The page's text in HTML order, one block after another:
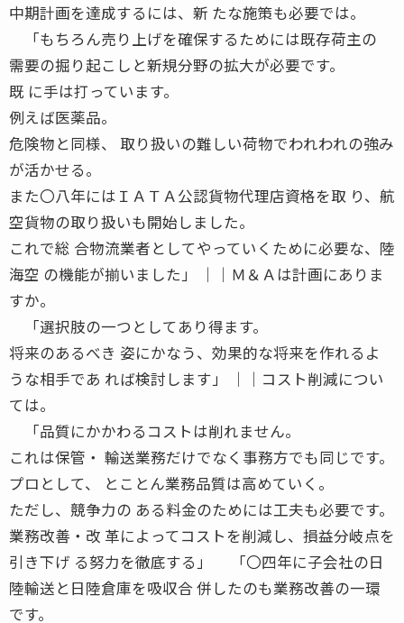
中期計画を達成するには、新 たな施策も必要では。
「もちろん売り上げを確保するためには既存荷主の
需要の掘り起こしと新規分野の拡大が必要です。
既 に手は打っています。
例えば医薬品。
危険物と同様、 取り扱いの難しい荷物でわれわれの強み
が活かせる。
また〇八年にはＩＡＴＡ公認貨物代理店資格を取 り、航
空貨物の取り扱いも開始しました。
これで総 合物流業者としてやっていくために必要な、陸
海空 の機能が揃いました」 ││Ｍ＆Ａは計画にありま
すか。
「選択肢の一つとしてあり得ます。
将来のあるべき 姿にかなう、効果的な将来を作れるよ
うな相手であ れば検討します」 ││コスト削減につい
ては。
「品質にかかわるコストは削れません。
これは保管・ 輸送業務だけでなく事務方でも同じです。
プロとして、 とことん業務品質は高めていく。
ただし、競争力の ある料金のためには工夫も必要です。
業務改善・改 革によってコストを削減し、損益分岐点を
引き下げ る努力を徹底する」 「〇四年に子会社の日
陸輸送と日陸倉庫を吸収合 併したのも業務改善の一環
です。